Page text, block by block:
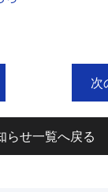
次
らせ一覧へ戻る